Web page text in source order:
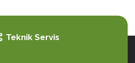
Teknik Servis